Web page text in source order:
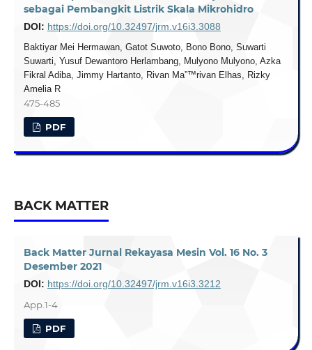
sebagai Pembangkit Listrik Skala Mikrohidro
DOI: https://doi.org/10.32497/jrm.v16i3.3088
Baktiyar Mei Hermawan, Gatot Suwoto, Bono Bono, Suwarti
Suwarti, Yusuf Dewantoro Herlambang, Mulyono Mulyono, Azka
Fikral Adiba, Jimmy Hartanto, Rivan Ma”™rivan Elhas, Rizky
Amelia R
475-485
PDF
BACK MATTER
Back Matter Jurnal Rekayasa Mesin Vol. 16 No. 3
Desember 2021
DOI: https://doi.org/10.32497/jrm.v16i3.3212
App.1-4
PDF